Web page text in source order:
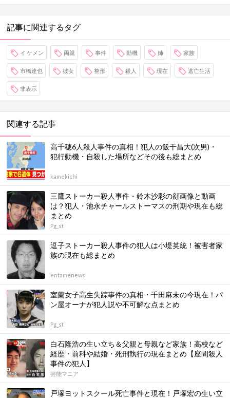
記事に関連するタグ
イ ケメン 両親 事件 動機 姉 家族
市橋達也 彼女 整形 殺人 現在 逃亡生活
非表示
関連する記事
高千穂6人殺人事件の真相！犯人の飯干昌大(次男)・
犯行動機・自殺した場所などその後も総まとめ
kamekichi
三鷹ストーカー殺人事件・鈴木沙彩の顔画像と動画
は？犯人・池永チャールストーマスの刑期や現在も総
まとめ
Pg_st
逗子ストーカー殺人事件の犯人は小堤英統！被害者家
族の現在も総まとめ
entamenews
室蘭女子高生失踪事件の真相・千田麻未の今現在！パ
ン屋オーナが犯人説や不可解な点まとめ
Pg_st
白石隆浩の生い立ち＆父親と母親など家族！高校など
経歴・前科や結婚・死刑執行の現在まとめ【座間殺人
事件の犯人】
芸能マニア
戸塚ヨットスクール死亡事件と現在！戸塚宏の生い立